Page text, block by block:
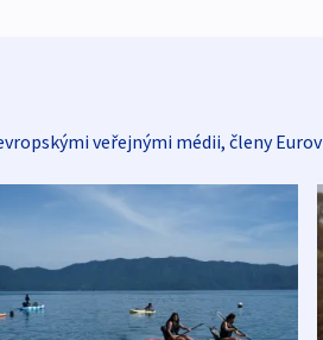
veřejnými médii, členy